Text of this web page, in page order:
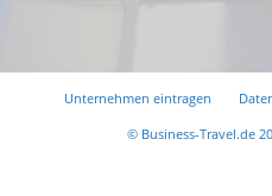
Unternehmen eintragen
© Business-Travel.de